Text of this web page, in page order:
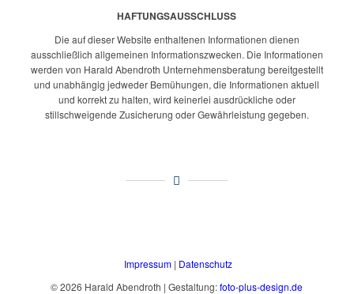
HAFTUNGSAUSSCHLUSS
Die auf dieser Website enthaltenen Informationen dienen
ausschließlich allgemeinen Informationszwecken. Die Informationen
werden von Harald Abendroth Unternehmensberatung bereitgestellt
und unabhängig jedweder Bemühungen, die Informationen aktuell
und korrekt zu halten, wird keinerlei ausdrückliche oder
stillschweigende Zusicherung oder Gewährleistung gegeben.
Impressum| Datenschutz
© 2026 Harald Abendroth | Gestaltung:foto-plus-design.de